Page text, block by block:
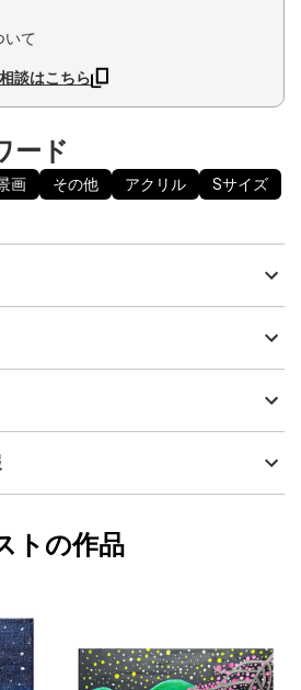
いて
談はこちら
ード
画 その他 アクリル Sサイズ
ル
以内
加奈子
する
トの作品